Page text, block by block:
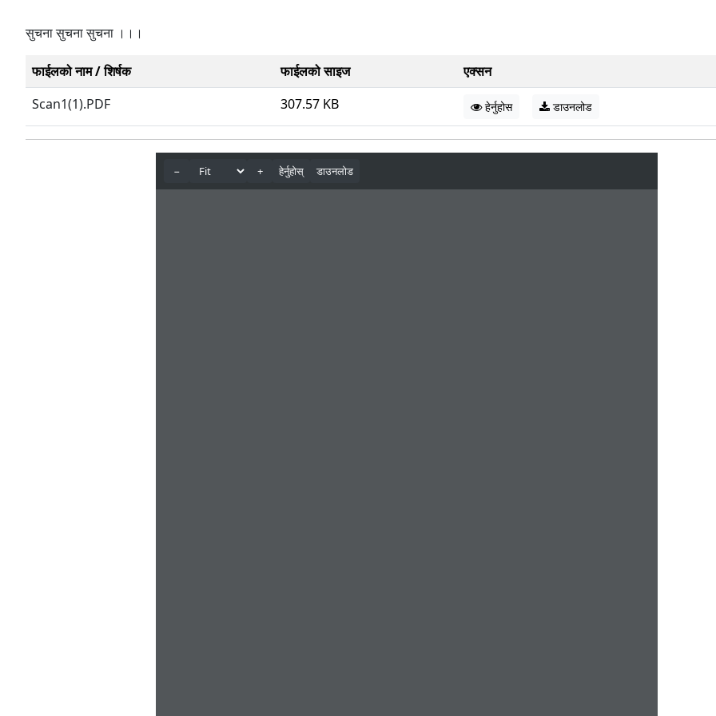
सुचना सुचना सुचना ।।।
फाईलको नाम / शिर्षक फाईलको साइज
एक्सन
Scan1(1).PDF
307.57 KB हेर्नुहोस डाउनलोड